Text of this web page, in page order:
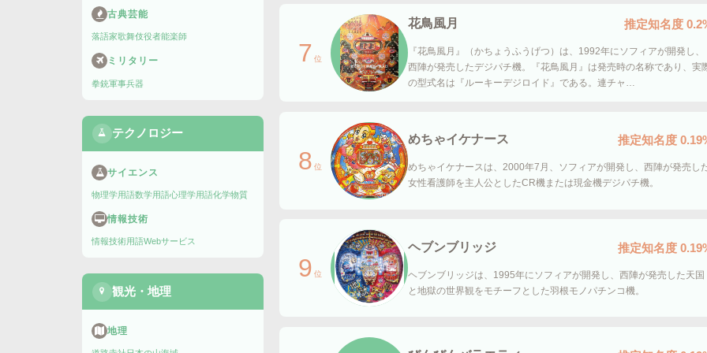
古典芸能
落語家歌舞伎役者能楽師
ミリタリー
拳銃軍事兵器
テクノロジー
サイエンス
物理学用語数学用語心理学用語化学物質
情報技術
情報技術用語Webサービス
観光・地理
地理
7 位
花鳥風月 推定知名度
『花鳥風月』（かちょうふうげつ）は、1992年にソフィアが開発し、
西陣が発売したデジパチ機。『花鳥風月』は発売時の名称であり、実
の型式名は『ルーキーデジロイド』である。連チャ…
8 位
めちゃイケナース 推定知名度
めちゃイケナースは、2000年7月、ソフィアが開発し、西陣が発売し
女性看護師を主人公としたCR機または現金機デジパチ機。
9 位
ヘブンブリッジ 推定知名度
ヘブンブリッジは、1995年にソフィアが開発し、西陣が発売した天国
と地獄の世界観をモチーフとした羽根モノパチンコ機。